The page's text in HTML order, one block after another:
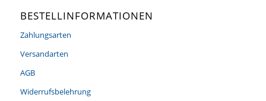
BESTELLINFORMATIONEN
Zahlungsarten
Versandarten
AGB
Widerrufsbelehrung